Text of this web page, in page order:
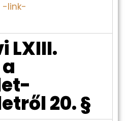
-link-
LXIII.
20. §